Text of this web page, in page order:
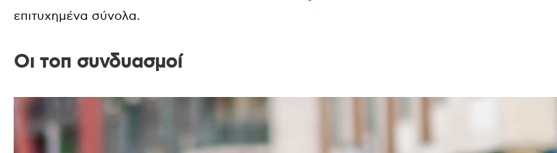
επιτυχημένα σύνολα.
Οι τοπ συνδυασμοί